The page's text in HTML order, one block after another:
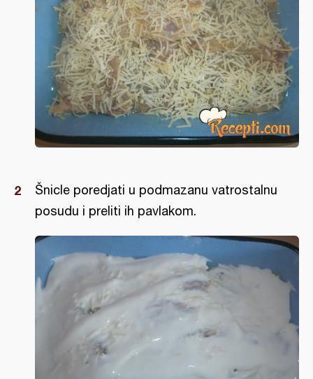
Šnicle poredjati u podmazanu vatrostalnu
posudu i preliti ih pavlakom.